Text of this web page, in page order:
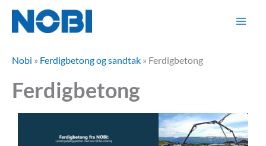
Hopp
innholdet
Nobi » Ferdigbetong og sandtak » Ferdigbetong
Ferdigbetong